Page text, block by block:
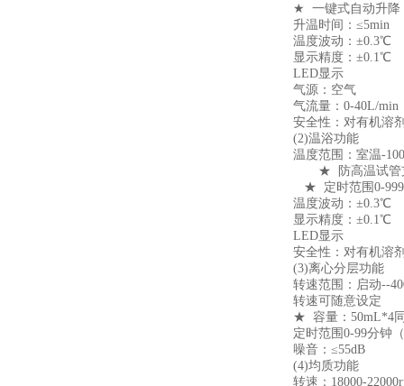
★
一键式自动升降
升温时间：≤5min
温度波动：±0.3℃
显示精度：±0.1℃
LED显示
气源：空气
气流量：0-40L/min
安全性：对有机溶
(2)温浴功能
温度范围：室温-
★ 防高温试
★ 定时范围0-
温度波动：±0.3℃
显示精度：±0.1℃
LED显示
安全性：对有机溶
(3)离心分层功能
转速范围：启动--4
转速可随意设定
★ 容量：50mL*4
定时范围0-99分钟
噪音：≤55dB
(4)均质功能
转速： 18000-22000